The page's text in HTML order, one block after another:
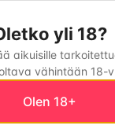
yli 18?
aikuisille
vähintään 18-
Olen 18+